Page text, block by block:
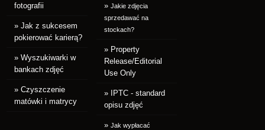
fotografii
» Jak z sukcesem
pokierować karierą?
» Wyszukiwarki w
bankach zdjęć
» Czyszczenie
matówki i matrycy
» Jakie zdjęcia
sprzedawać na
stockach?
» Property
Release/Editorial
Use Only
» IPTC - standard
opisu zdjęć
» Jak wypłacać